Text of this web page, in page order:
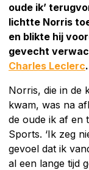
oude ik’
lichtte Norris
en blikte hij
gevecht
Charles Leclerc.
Norris, die in de
kwam, was na
de oude ik af en
Sports. ‘Ik zeg
gevoel dat ik
al een lange tijd